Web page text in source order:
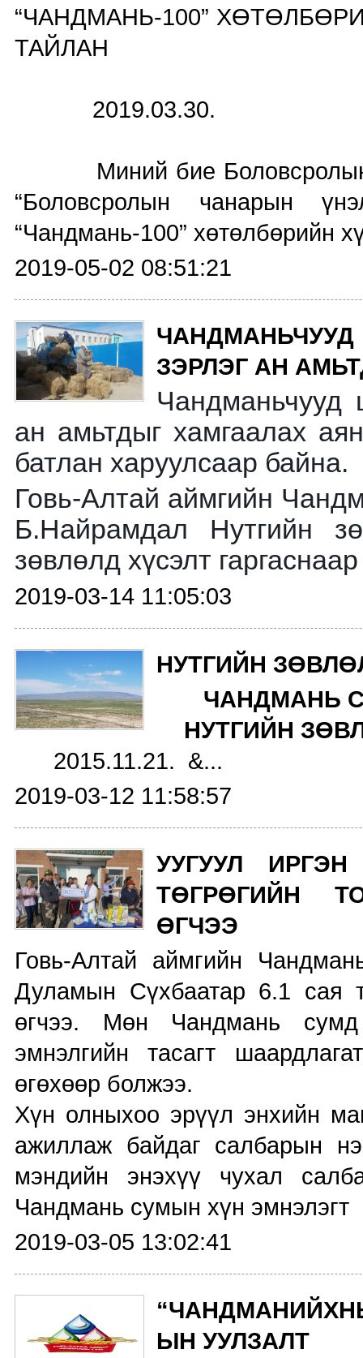
“ЧАНДМАНЬ-100”
ТАЙЛАН
2019.03.30.
Миний бие Боловсролын
“Боловсролын чанарын
“Чандмань-100” хөтөлбөрийн
2019-05-02 08:51:21
ЗЭРЛЭГ АН
Чандманьчууд
ан амьтдыг хамгаалах
батлан харуулсаар байна.
Говь-Алтай аймгийн
Б.Найрамдал Нутгийн
зөвлөлд хүсэлт
2019-03-14 11:05:03
НУТГИЙН
ЧАНДМАНЬ
НУТГИЙН
2015.11.21. &...
2019-03-12 11:58:57
УУГУУЛ
ТӨГРӨГИЙН
ӨГЧЭЭ
Говь-Алтай аймгийн
Дуламын Сүхбаатар 6.1 сая
өгчээ. Мөн Чандмань
эмнэлгийн тасагт
өгөхөөр болжээ.
Хүн олныхоо эрүүл энхийн
ажиллаж байдаг салбарын
мэндийн энэхүү чухал
Чандмань сумын хүн эмнэлэгт
2019-03-05 13:02:41
ЫН УУЛЗАЛТ